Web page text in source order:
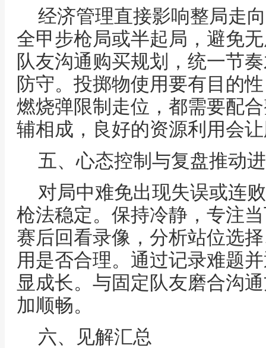
经济管理直接影响整局走
全甲步枪局或半起局，避免
队友沟通购买规划，统一节
防守。投掷物使用要有目的
燃烧弹限制走位，都需要配
辅相成，良好的资源利用会
五、心态控制与复盘推动
对局中难免出现失误或连
枪法稳定。保持冷静，专注
赛后回看录像，分析站位选
用是否合理。通过记录难题
显成长。与固定队友磨合沟
加顺畅。
六、见解汇总